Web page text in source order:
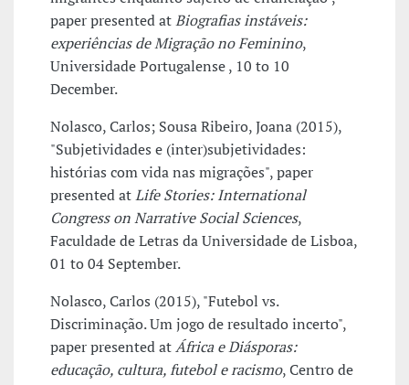
paper presented atBiografias instáveis:
experiências de Migração no Feminino,
Universidade Portugalense , 10 to 10
December.
Nolasco, Carlos; Sousa Ribeiro, Joana (2015),
"Subjetividades e (inter)subjetividades:
histórias com vida nas migrações", paper
presented atLife Stories: International
Congress on Narrative Social Sciences,
Faculdade de Letras da Universidade de Lisboa,
01 to 04 September.
Nolasco, Carlos (2015), "Futebol vs.
Discriminação. Um jogo de resultado incerto",
paper presented atÁfrica e Diásporas:
educação, cultura, futebol e racismo, Centro de